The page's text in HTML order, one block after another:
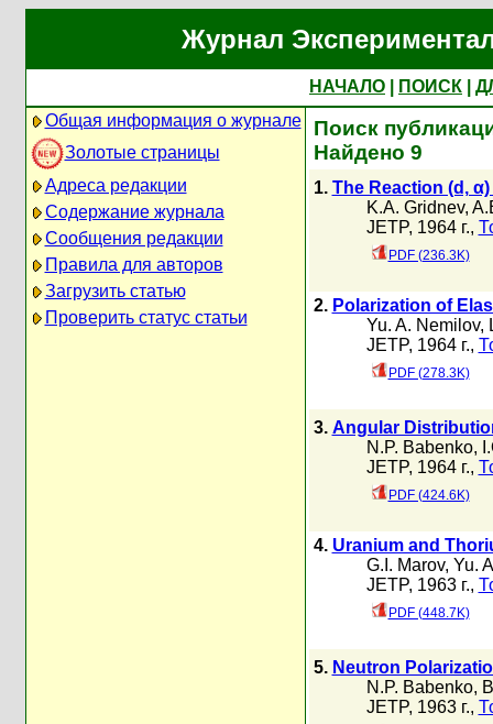
Журнал
НАЧАЛО ПОИСК
Общая информация о журнале
Золотые страницы
Адреса редакции
Содержание журнала
Сообщения редакции
Правила для авторов
Загрузить статью
Проверить статус статьи
Поиск
Найдено 9
1. The Reaction (d,
K.A. Gridnev,
JETP, 1964 г.,
PDF (236.3K)
2. Polarization of
Yu. A. Nemilov,
JETP, 1964 г.,
PDF (278.3K)
3. Angular
N.P. Babenko,
JETP, 1964 г.,
PDF (424.6K)
4. Uranium and
G.I. Marov, Yu.
JETP, 1963 г.,
PDF (448.7K)
5. Neutron
N.P. Babenko,
JETP, 1963 г.,